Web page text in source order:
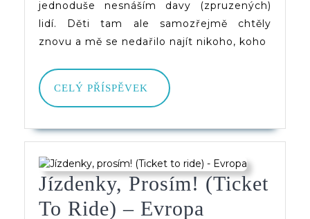
jednoduše nesnáším davy (zpruzených)
lidí. Děti tam ale samozřejmě chtěly
znovu a mě se nedařilo najít nikoho, koho
CELÝ PŘÍSPĚVEK
CELÝ
PŘÍSPĚVEK
Jízdenky, Prosím! (Ticket
To Ride) – Evropa